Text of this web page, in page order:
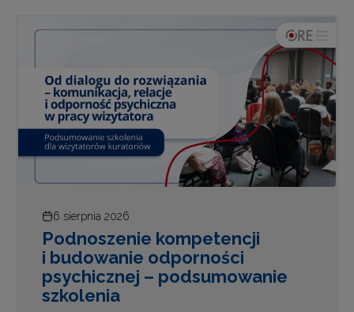
6 sierpnia 2026
Podnoszenie kompetencji
i budowanie odporności
psychicznej – podsumowanie
szkolenia